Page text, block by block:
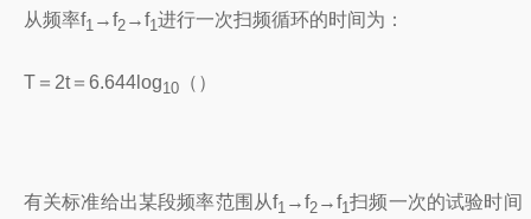
从频率f1 →f2 →f1 进行一次扫频循环的时间为：
T ＝ 2t＝ 6.644 log10 （ ）
有关标准给出某段频率范围从f1 →f2 →f1扫频一次的试验时间